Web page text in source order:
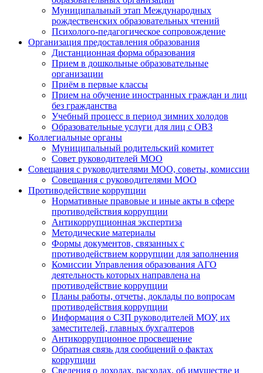
Муниципальный этап Международных
рождественских образовательных чтений
Психолого-педагогическое сопровождение
Организация предоставления образования
Дистанционная форма образования
Прием в дошкольные образовательные
организации
Приём в первые классы
Прием на обучение иностранных граждан и лиц
без гражданства
Учебный процесс в период зимних холодов
Образовательные услуги для лиц с ОВЗ
Коллегиальные органы
Муниципальный родительский комитет
Совет руководителей МОО
Совещания с руководителями МОО, советы, комиссии
Совещания с руководителями МОО
Противодействие коррупции
Нормативные правовые и иные акты в сфере
противодействия коррупции
Антикоррупционная экспертиза
Методические материалы
Формы документов, связанных с
противодействием коррупции для заполнения
Комиссии Управления образования АГО
деятельность которых направлена на
противодействие коррупции
Планы работы, отчеты, доклады по вопросам
противодействия коррупции
Информация о СЗП руководителей МОУ, их
заместителей, главных бухгалтеров
Антикоррупционное просвещение
Обратная связь для сообщений о фактах
коррупции
Сведения о доходах, расходах, об имуществе и